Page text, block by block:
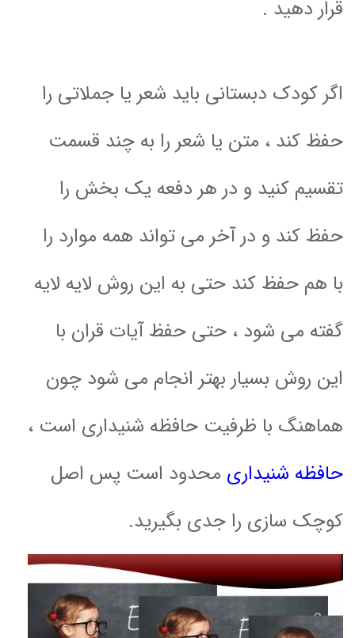
قرار دهید .
اگر کودک دبستانی باید شعر یا جملاتی را
حفظ کند ، متن یا شعر را به چند قسمت
تقسیم کنید و در هر دفعه یک بخش را
حفظ کند و در آخر می تواند همه موارد را
با هم حفظ کند حتی به این روش لایه لایه
گفته می شود ، حتی حفظ آیات قران با
این روش بسیار بهتر انجام می شود چون
هماهنگ با ظرفیت حافظه شنیداری است ،
حافظه شنیداری محدود است پس اصل
کوچک سازی را جدی بگیرید.